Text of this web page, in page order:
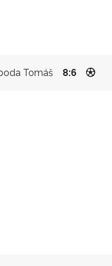
Tomáš 8:6